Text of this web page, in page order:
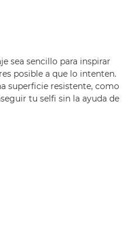
sea sencillo para inspirar
posible a que lo intenten.
superficie resistente, como
tu selfi sin la ayuda de